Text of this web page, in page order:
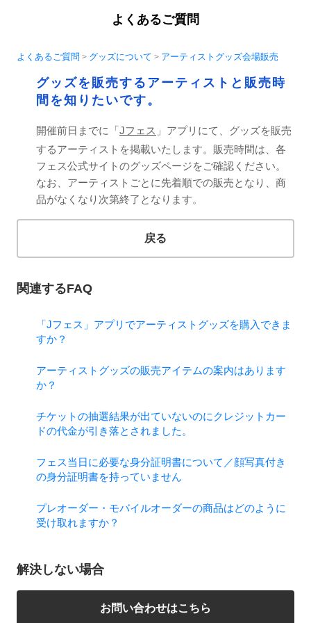
よくあるご質問
よくあるご質問 > グッズについて > アーティストグッズ会場販売
グッズを販売するアーティストと販売時
間を知りたいです。
開催前日までに「Jフェス 」アプリにて、グッズを販売
するアーティストを掲載いたします。販売時間は、各
フェス公式サイトのグッズページをご確認ください。
なお、アーティストごとに先着順での販売となり、商
品がなくなり次第終了となります。
戻る
関連するFAQ
「Jフェス」アプリでアーティストグッズを購入できま
すか？
アーティストグッズの販売アイテムの案内はあります
か？
チケットの抽選結果が出ていないのにクレジットカー
ドの代金が引き落とされました。
フェス当日に必要な身分証明書について／顔写真付き
の身分証明書を持っていません
プレオーダー・モバイルオーダーの商品はどのように
受け取れますか？
解決しない場合
お問い合わせはこちら